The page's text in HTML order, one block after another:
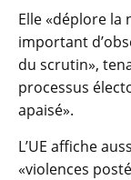
Elle «déplore la
important
du scrutin»,
processus
apaisé».
L’UE affiche
«violences